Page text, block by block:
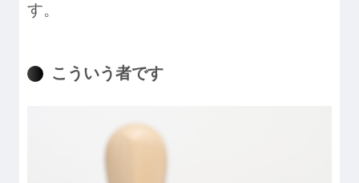
す。
こういう者です